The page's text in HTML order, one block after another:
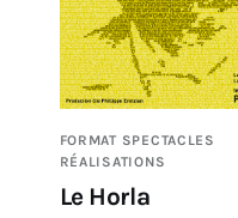
FORMAT SPECTACLES
RÉALISATIONS
Le Horla